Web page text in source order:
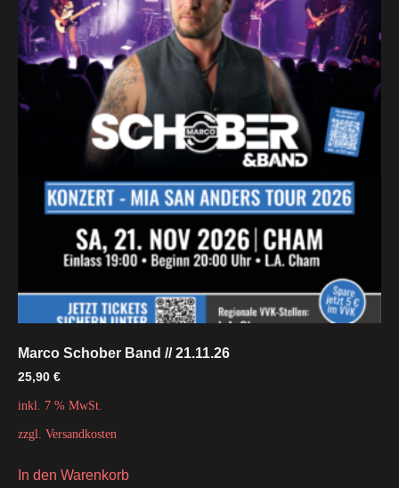
Marco Schober Band // 21.11.26
25,90 €
inkl. 7 % MwSt.
zzgl. Versandkosten
In den Warenkorb